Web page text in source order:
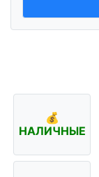
💰
НАЛИЧНЫЕ